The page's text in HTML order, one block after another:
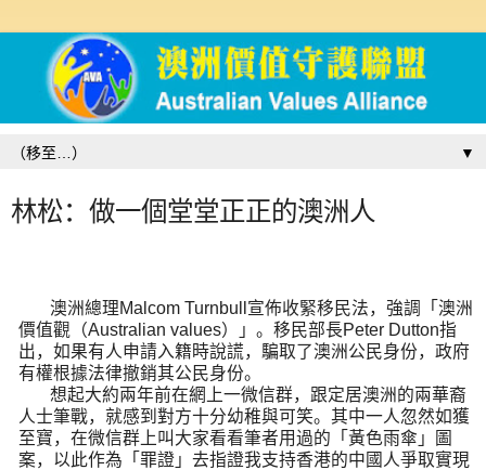
▼
林松：做一個堂堂正正的澳洲人
澳洲總理Malcom Turnbull 宣佈收緊移民法，強調「澳洲
價值觀（Australian values）」。移民部長Peter Dutton指
出，如果有人申請入籍時說謊，騙取了澳洲公民身份，政府
有權根據法律撤銷其公民身份。
想起大約兩年前在網上一微信群，跟定居澳洲的兩華裔
人士筆戰，就感到對方十分幼稚與可笑。其中一人忽然如獲
至寶，在微信群上叫大家看看筆者用過的「黃色雨傘」圖
案，以此作為「罪證」去指證我支持香港的中國人爭取實現